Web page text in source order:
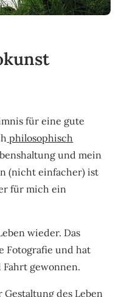
für eine gute
philosophisch
und mein
(nicht einfacher) ist
für mich ein
wieder. Das
Fotografie und hat
gewonnen.
des Leben